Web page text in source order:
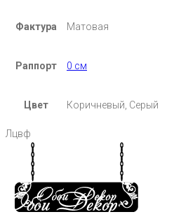
Фактура Матовая
Раппорт 0 см
Цвет Коричневый, Серый
Лцвф